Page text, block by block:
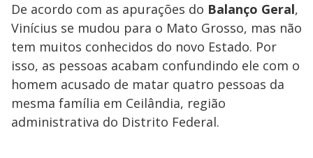
De acordo com as apurações do Balanço Geral,
Vinícius se mudou para o Mato Grosso, mas não
tem muitos conhecidos do novo Estado. Por
isso, as pessoas acabam confundindo ele com o
homem acusado de matar quatro pessoas da
mesma família em Ceilândia, região
administrativa do Distrito Federal.